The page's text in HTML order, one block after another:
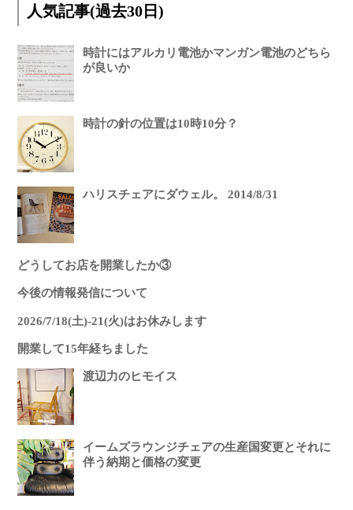
人気記事(過去30日)
時計にはアルカリ電池かマンガン電池のどちら
が良いか
時計の針の位置は10時10分？
ハリスチェアにダウェル。 2014/8/31
どうしてお店を開業したか③
今後の情報発信について
2026/7/18(土)-21(火)はお休みします
開業して15年経ちました
渡辺力のヒモイス
イームズラウンジチェアの生産国変更とそれに
伴う納期と価格の変更